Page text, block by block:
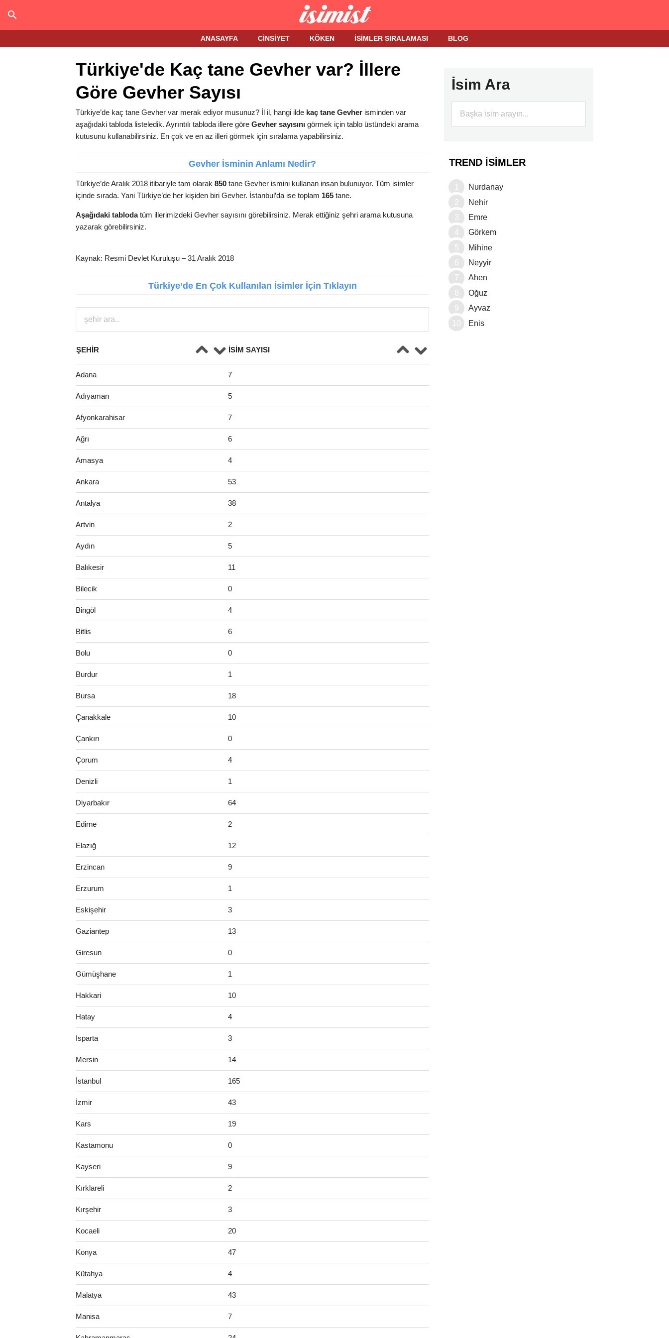
ANASAYFA CINSIYET KÖKEN İSIMLER SIRALAMASI BLOG
Türkiye'de Kaç tane Gevher var? İllere
Göre Gevher Sayısı
Türkiye’de kaç tane Gevher var merak ediyor musunuz? İl il, hangi ilde kaç tane Gevher isminden var
aşağıdaki tabloda listeledik. Ayrıntılı tabloda illere göre Gevher sayısını görmek için tablo üstündeki arama
kutusunu kullanabilirsiniz. En çok ve en az illeri görmek için sıralama yapabilirsiniz.
Gevher İsminin Anlamı Nedir?
Türkiye’de Aralık 2018 itibariyle tam olarak 850 tane Gevher ismini kullanan insan bulunuyor. Tüm isimler
içinde sırada. Yani Türkiye’de her kişiden biri Gevher. İstanbul’da ise toplam 165 tane.
Aşağıdaki tablodatüm illerimizdeki Gevher sayısını görebilirsiniz. Merak ettiğiniz şehri arama kutusuna
yazarak görebilirsiniz.
Kaynak: Resmi Devlet Kuruluşu – 31 Aralık 2018
Türkiye’de En Çok Kullanılan İsimler İçin Tıklayın
ŞEHIR İSIM SAYISI
Adana 7
Adıyaman 5
Afyonkarahisar 7
Ağrı 6
Amasya 4
Ankara 53
Antalya 38
Artvin 2
Aydın 5
Balıkesir 11
Bilecik 0
Bingöl 4
Bitlis 6
Bolu 0
Burdur 1
Bursa 18
Çanakkale 10
Çankırı 0
Çorum 4
Denizli 1
Diyarbakır 64
Edirne 2
Elazığ 12
Erzincan 9
Erzurum 1
Eskişehir 3
Gaziantep 13
Giresun 0
Gümüşhane 1
Hakkari 10
Hatay 4
Isparta 3
Mersin 14
İstanbul 165
İzmir 43
Kars 19
Kastamonu 0
Kayseri 9
Kırklareli 2
Kırşehir 3
Kocaeli 20
Konya 47
Kütahya 4
Malatya 43
Manisa 7
İsim Ara
TREND İSIMLER
Nurdanay
Nehir
Emre
Görkem
Mihine
Neyyir
Ahen
Oğuz
Ayvaz
Enis